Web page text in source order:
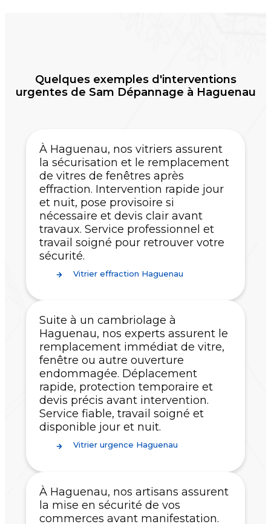
Quelques exemples d'interventions
urgentes de Sam Dépannage à Haguenau
À Haguenau, nos vitriers assurent
la sécurisation et le remplacement
de vitres de fenêtres après
effraction. Intervention rapide jour
et nuit, pose provisoire si
nécessaire et devis clair avant
travaux. Service professionnel et
travail soigné pour retrouver votre
sécurité.
Vitrier effraction Haguenau
Suite à un cambriolage à
Haguenau, nos experts assurent le
remplacement immédiat de vitre,
fenêtre ou autre ouverture
endommagée. Déplacement
rapide, protection temporaire et
devis précis avant intervention.
Service fiable, travail soigné et
disponible jour et nuit.
Vitrier urgence Haguenau
À Haguenau, nos artisans assurent
la mise en sécurité de vos
commerces avant manifestation.